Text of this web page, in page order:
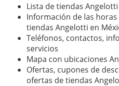
Lista de tiendas
Información de las
tiendas Angelotti en
Teléfonos, contactos,
servicios
Mapa con ubicaciones
Ofertas, cupones de
ofertas de tiendas